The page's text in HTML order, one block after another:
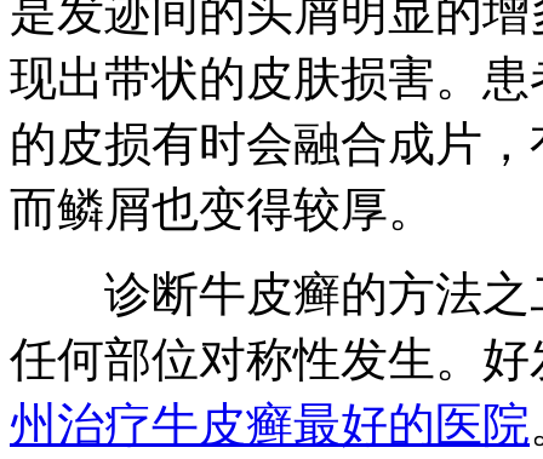
是发迹间的头屑明显的
现出带状的皮肤损害。
的皮损有时会融合成片
而鳞屑也变得较厚。
诊断牛皮癣的方法之
任何部位对称性发生。
州治疗牛皮癣最好的医院